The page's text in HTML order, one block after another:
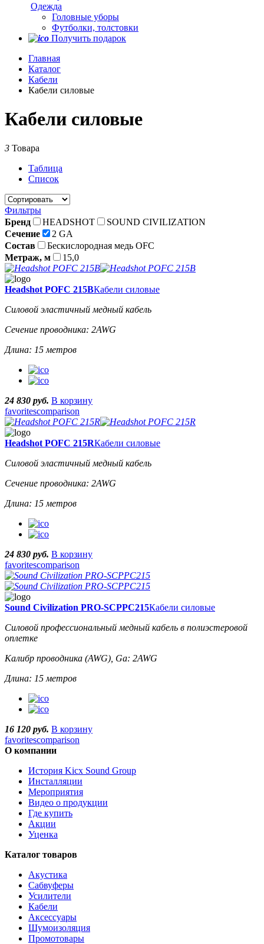
Одежда
Головные уборы
Футболки, толстовки
Получить подарок
Главная
Каталог
Кабели
Кабели силовые
Кабели силовые
3 Товара
Таблица
Список
Фильтры
Бренд
HEADSHOT
SOUND CIVILIZATION
Сечение
2 GA
Состав
Бескислородная медь OFC
Метраж, м
15,0
Headshot POFC 215BКабели силовые
Силовой эластичный медный кабель
Сечение проводника: 2AWG
Длина: 15 метров
24 830 руб. В корзину
favoritescomparison
Headshot POFC 215RКабели силовые
Силовой эластичный медный кабель
Сечение проводника: 2AWG
Длина: 15 метров
24 830 руб. В корзину
favoritescomparison
Sound Civilization PRO-SCPPC215Кабели силовые
Силовой профессиональный медный кабель в полиэстеровой
оплетке
Калибр проводника (AWG), Ga: 2AWG
Длина: 15 метров
16 120 руб. В корзину
favoritescomparison
О компании
История Kicx Sound Group
Инсталляции
Мероприятия
Видео о продукции
Где купить
Акции
Уценка
Каталог товаров
Акустика
Сабвуферы
Усилители
Кабели
Аксессуары
Шумоизоляция
Промотовары